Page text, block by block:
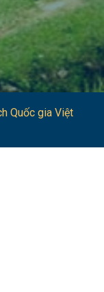
Quốc gia Việt